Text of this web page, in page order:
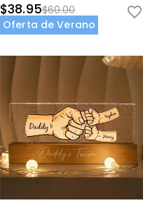
$38.95$60.00
Oferta de Verano